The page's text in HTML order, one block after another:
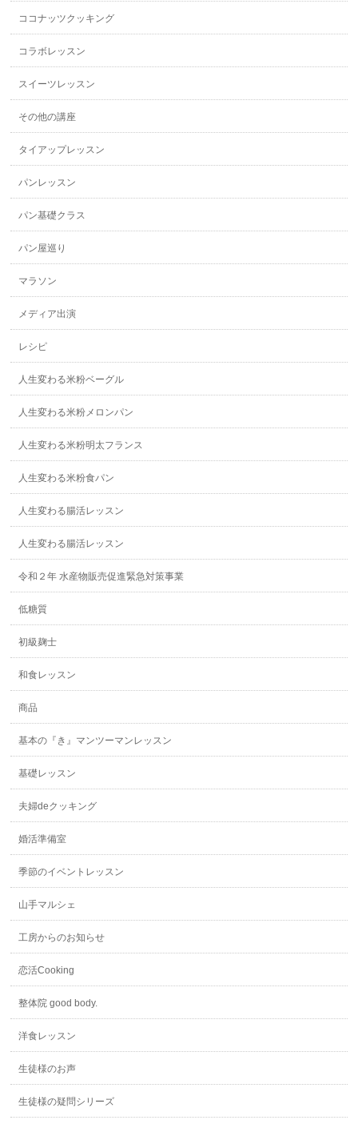
ココナッツクッキング
コラボレッスン
スイーツレッスン
その他の講座
タイアップレッスン
パンレッスン
パン基礎クラス
パン屋巡り
マラソン
メディア出演
レシピ
人生変わる米粉ベーグル
人生変わる米粉メロンパン
人生変わる米粉明太フランス
人生変わる米粉食パン
人生変わる腸活レッスン
人生変わる腸活レッスン
令和２年 水産物販売促進緊急対策事業
低糖質
初級麹士
和食レッスン
商品
基本の『き』マンツーマンレッスン
基礎レッスン
夫婦deクッキング
婚活準備室
季節のイベントレッスン
山手マルシェ
工房からのお知らせ
恋活Cooking
整体院 good body.
洋食レッスン
生徒様のお声
生徒様の疑問シリーズ